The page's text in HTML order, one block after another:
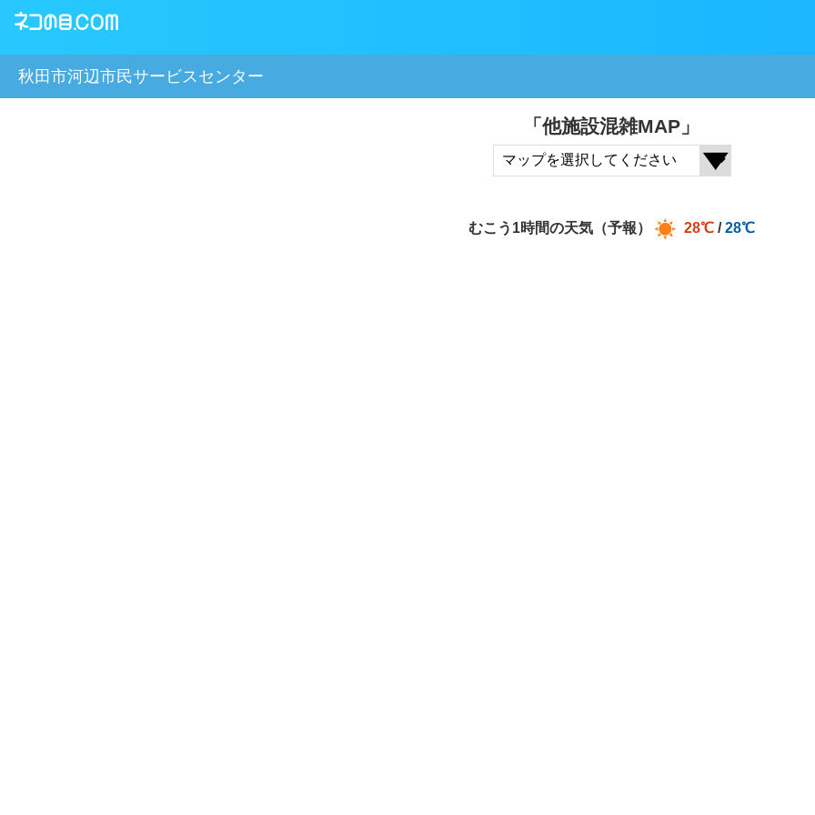
秋田市河辺市民サービスセンター
「他施設混雑MAP」
むこう1時間の天気（予報） 28℃ /28℃